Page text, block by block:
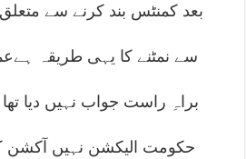
بعد کمنٹس بند کرنے سے
سے نمٹنے کا یہی طریقہ
براہِ راست جواب نہیں دیا
حکومت الیکشن نہیں آکشن